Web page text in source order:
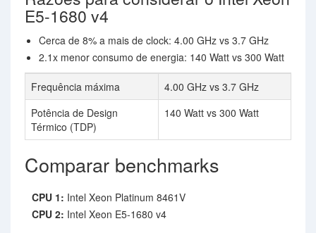
E5-1680 v4
Cerca de 8% a mais de clock: 4.00 GHz vs 3.7 GHz
2.1x menor consumo de energia: 140 Watt vs 300 Watt
Frequência máxima
4.00 GHz vs 3.7 GHz
Potência de Design
Térmico (TDP)
140 Watt vs 300 Watt
Comparar benchmarks
CPU 1: Intel Xeon Platinum 8461V
CPU 2: Intel Xeon E5-1680 v4